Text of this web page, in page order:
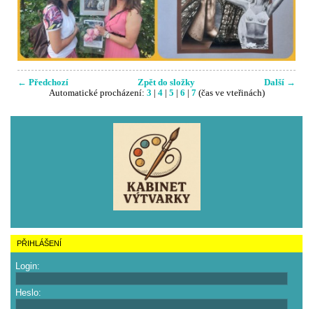
← Předchozí Další →
Zpět do složky
Automatické procházení: 3 4| 5 6 7(čas ve vteřinách)
PŘIHLÁŠENÍ
Login:
Heslo: